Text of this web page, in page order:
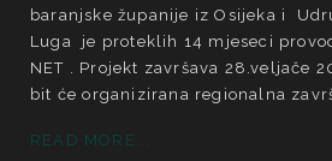
baranjske županije iz Osijeka i
Luga je proteklih 14 mjeseci
NET . Projekt završava 28.veljače
bit će organizirana regionalna
READ MORE...